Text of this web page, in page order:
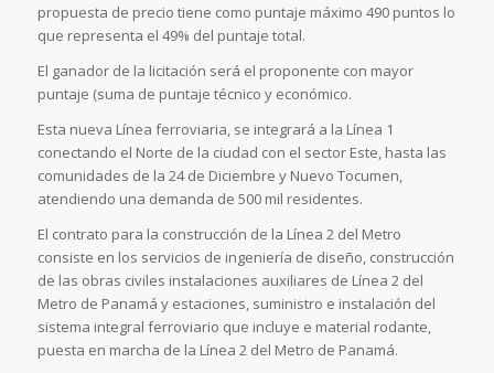
propuesta de precio tiene como puntaje máximo 490 puntos lo
que representa el 49% del puntaje total.
El ganador de la licitación será el proponente con mayor
puntaje (suma de puntaje técnico y económico.
Esta nueva Línea ferroviaria, se integrará a la Línea 1
conectando el Norte de la ciudad con el sector Este, hasta las
comunidades de la 24 de Diciembre y Nuevo Tocumen,
atendiendo una demanda de 500 mil residentes.
El contrato para la construcción de la Línea 2 del Metro
consiste en los servicios de ingeniería de diseño, construcción
de las obras civiles instalaciones auxiliares de Línea 2 del
Metro de Panamá y estaciones, suministro e instalación del
sistema integral ferroviario que incluye e material rodante,
puesta en marcha de la Línea 2 del Metro de Panamá.